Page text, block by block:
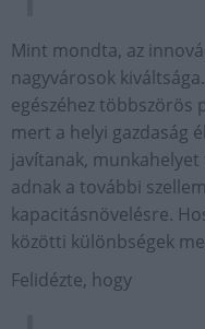
Mint mondta, az
nagyvárosok
egészéhez többszörös
mert a helyi gazdaság
javítanak,
adnak a további
kapacitásnövelésre.
közötti különbségek
Felidézte, hogy